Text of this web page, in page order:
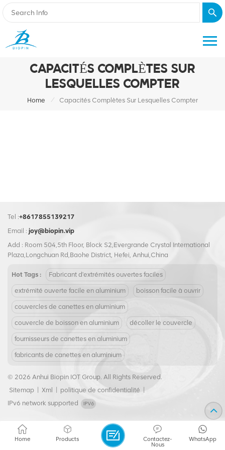
CAPACITÉS COMPLÈTES SUR
LESQUELLES COMPTER
Home / Capacités Complètes Sur Lesquelles Compter
Tel :+8617855139217
Email : joy@biopin.vip
Add : Room 504,5th Floor, Block S2,Evergrande Crystal International
Plaza,Longchuan Rd,Baohe District, Hefei, Anhui,China
Hot Tags : Fabricant d'extrémités ouvertes faciles
extrémité ouverte facile en aluminium boisson facile à ouvrir
couvercles de canettes en aluminium
couvercle de boisson en aluminium décoller le couvercle
fournisseurs de canettes en aluminium
fabricants de canettes en aluminium
© 2026 Anhui Biopin IOT Group. All Rights Reserved.
Sitemap
Xml politique de confidentialité
IPv6 network supported
Home Products WhatsApp
Contactez-
Nous